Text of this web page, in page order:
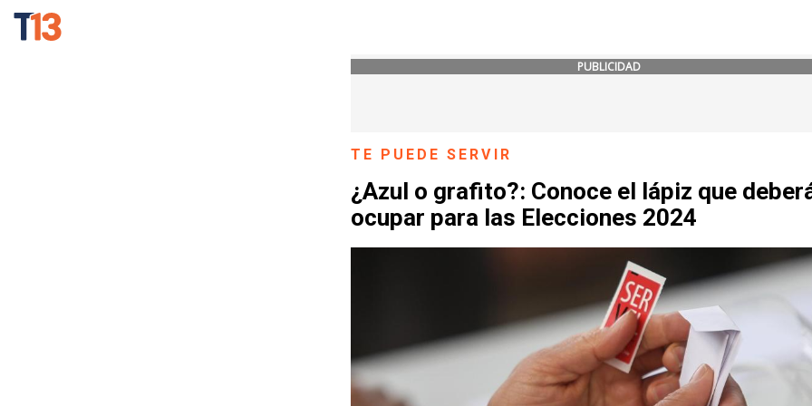
PUBLICIDAD
TE PUEDE SERVIR
¿Azul o grafito?: Conoce el lápiz que
ocupar para las Elecciones 2024